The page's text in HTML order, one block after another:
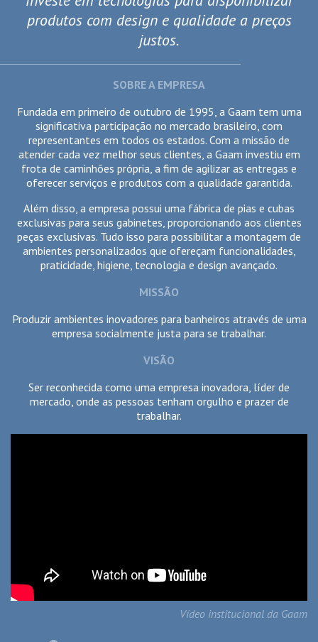
produtos com design e qualidade a preços
justos.
SOBRE A EMPRESA
Fundada em primeiro de outubro de 1995, a Gaam tem uma
significativa participação no mercado brasileiro, com
representantes em todos os estados. Com a missão de
atender cada vez melhor seus clientes, a Gaam investiu em
frota de caminhões própria, a fim de agilizar as entregas e
oferecer serviços e produtos com a qualidade garantida.
Além disso, a empresa possui uma fábrica de pias e cubas
exclusivas para seus gabinetes, proporcionando aos clientes
peças exclusivas. Tudo isso para possibilitar a montagem de
ambientes personalizados que ofereçam funcionalidades,
praticidade, higiene, tecnologia e design avançado.
MISSÃO
Produzir ambientes inovadores para banheiros através de uma
empresa socialmente justa para se trabalhar.
VISÃO
Ser reconhecida como uma empresa inovadora, líder de
mercado, onde as pessoas tenham orgulho e prazer de
trabalhar.
Vídeo institucional da Gaam